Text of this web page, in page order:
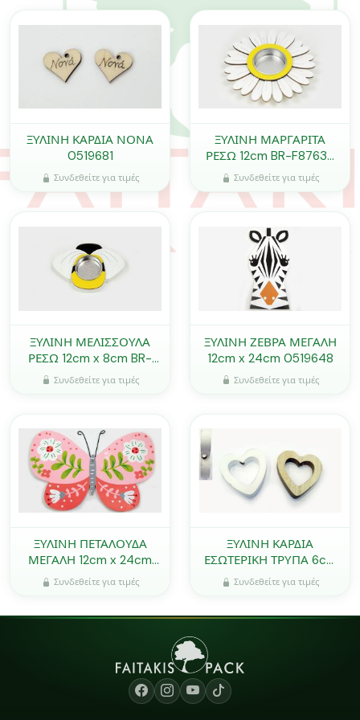
ΞΥΛΙΝΗ ΚΑΡΔΙΑ ΝΟΝΑ
0519681
Συνδεθείτε για τιμές
ΞΥΛΙΝΗ ΜΑΡΓΑΡΙΤΑ
ΡΕΣΩ 12cm BR-F87637
0621283
Συνδεθείτε για τιμές
ΞΥΛΙΝΗ ΜΕΛΙΣΣΟΥΛΑ
ΡΕΣΩ 12cm x 8cm BR-
F87637-1 0621284
Συνδεθείτε για τιμές
ΞΥΛΙΝΗ ΖΕΒΡΑ ΜΕΓΑΛΗ
12cm x 24cm 0519648
Συνδεθείτε για τιμές
ΞΥΛΙΝΗ ΠΕΤΑΛΟΥΔΑ
ΜΕΓΑΛΗ 12cm x 24cm
0519653
Συνδεθείτε για τιμές
ΞΥΛΙΝΗ ΚΑΡΔΙΑ
ΕΣΩΤΕΡΙΚΗ ΤΡΥΠΑ 6cm
0519414
Συνδεθείτε για τιμές